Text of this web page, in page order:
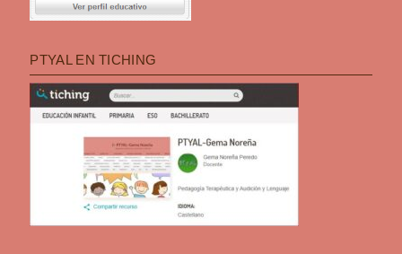
PTYAL EN TICHING